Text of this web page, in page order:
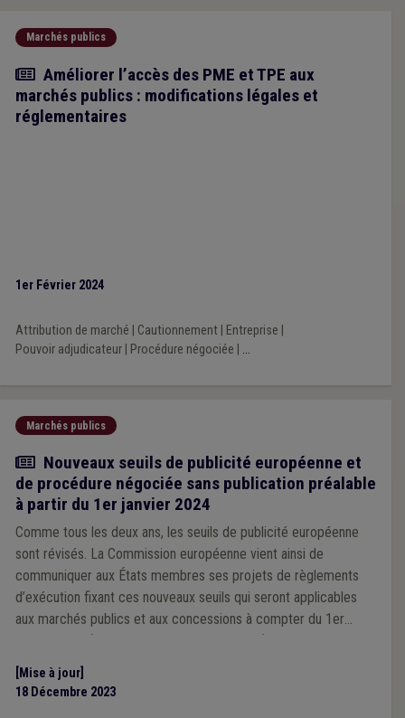
Marchés publics
Article
Améliorer l’accès des PME et TPE aux
marchés publics : modifications légales et
réglementaires
1er Février 2024
Attribution de marché Cautionnement| Entreprise
Pouvoir adjudicateur| Procédure négociée ...
Marchés publics
Actualité
Nouveaux seuils de publicité européenne et
de procédure négociée sans publication préalable
à partir du 1er janvier 2024
Comme tous les deux ans, les seuils de publicité européenne
sont révisés. La Commission européenne vient ainsi de
communiquer aux États membres ses projets de règlements
d’exécution fixant ces nouveaux seuils qui seront applicables
aux marchés publics et aux concessions à compter du 1er
[Mise à jour]
18 Décembre 2023